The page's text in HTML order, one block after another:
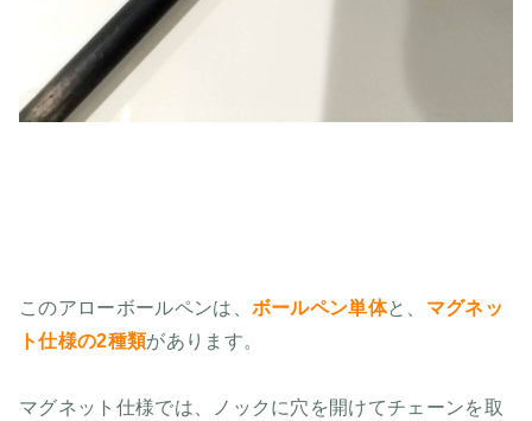
このアローボールペンは、 ボールペン単体と、 マグネッ
ト仕様の2種類があります。
マグネット仕様では、ノックに穴を開けてチェーンを取